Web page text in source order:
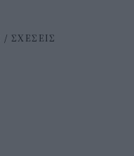
/ ΣΧΕΣΕΙΣ